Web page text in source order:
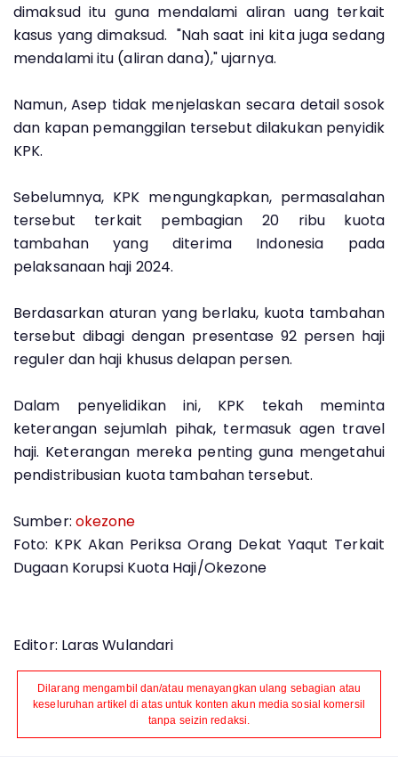
dimaksud itu guna mendalami aliran uang terkait
kasus yang dimaksud. "Nah saat ini kita juga sedang
mendalami itu (aliran dana)," ujarnya.
Namun, Asep tidak menjelaskan secara detail sosok
dan kapan pemanggilan tersebut dilakukan penyidik
KPK.
Sebelumnya, KPK mengungkapkan, permasalahan
tersebut terkait pembagian 20 ribu kuota
tambahan yang diterima Indonesia pada
pelaksanaan haji 2024.
Berdasarkan aturan yang berlaku, kuota tambahan
tersebut dibagi dengan presentase 92 persen haji
reguler dan haji khusus delapan persen.
Dalam penyelidikan ini, KPK tekah meminta
keterangan sejumlah pihak, termasuk agen travel
haji. Keterangan mereka penting guna mengetahui
pendistribusian kuota tambahan tersebut.
Sumber: okezone
Foto: KPK Akan Periksa Orang Dekat Yaqut Terkait
Dugaan Korupsi Kuota Haji/Okezone
Editor: Laras Wulandari
Dilarang mengambil dan/atau menayangkan ulang sebagian atau
keseluruhan artikel di atas untuk konten akun media sosial komersil
tanpa seizin redaksi.